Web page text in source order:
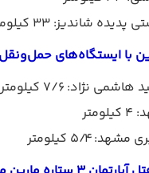
شاندیز: ۳۳ کیلومتر
با ایستگاه‌های
نژاد: ۷/۶ کیلومتر
۵/۴ کیلومتر